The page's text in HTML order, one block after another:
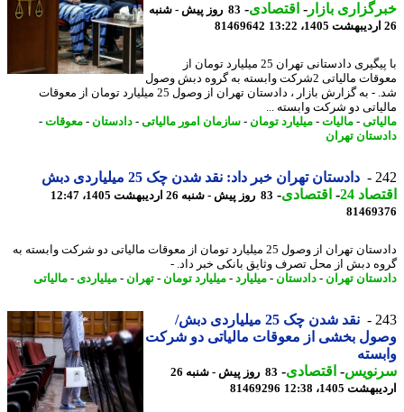
بازار- اقتصادی-
83 روز پیش - شنبه
81469642
با پیگیری دادستانی تهران 25 میلیارد تومان از
معوقات مالیاتی 2شرکت وابسته به گروه دبش وصول
شد. - به گزارش بازار ، دادستان تهران از وصول 25 میلیارد تومان از معوقات
دو شرکت وابسته ...
-مالیات-میلیارد تومان-سازمان امور مالیاتی-دادستان-معوقات-
تهران
دادستان تهران خبر داد: نقد شدن چک 25 میلیاردی دبش
24
-اقتصادی-83 روز پیش - شنبه 26 اردیبهشت 1405، 12:47
دادستان تهران از وصول 25 میلیارد تومان از معوقات مالیاتی دو شرکت وابسته به
دبش از محل تصرف وثایق بانکی خبر داد. -
تهران- دادستان-میلیارد-میلیارد تومان-تهران- میلیاردی-مالیاتی
نقد شدن چک 25 میلیاردی دبش/
بخشی از معوقات مالیاتی دو شرکت
-اقتصادی-
83 روز پیش - شنبه 26
1405، 12:38
81469296